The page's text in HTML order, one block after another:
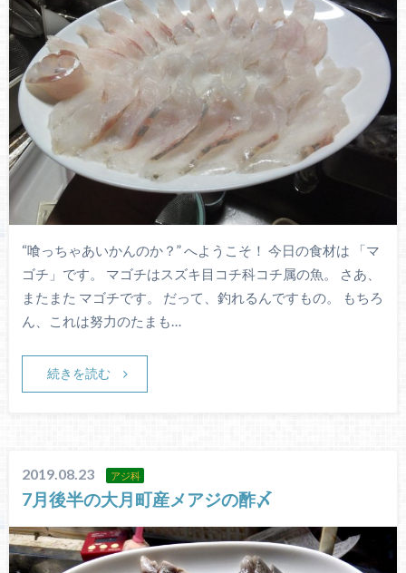
“喰っちゃあいかんのか？” へようこそ！ 今日の食材は 「マ
ゴチ」です。 マゴチはスズキ目コチ科コチ属の魚。 さあ、
またまた マゴチです。 だって、釣れるんですもの。 もちろ
ん、これは努力のたまも…
続きを読む
2019.08.23 アジ科
7月後半の大月町産メアジの酢〆